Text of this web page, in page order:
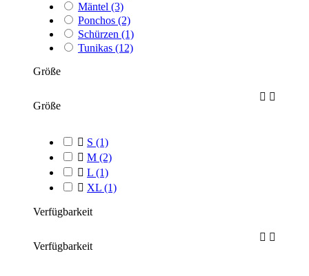
Mäntel (3)
Ponchos (2)
Schürzen (1)
Tunikas (12)
Größe
Größe
 
 S (1)
 M (2)
 L (1)
 XL (1)
Verfügbarkeit
Verfügbarkeit
 